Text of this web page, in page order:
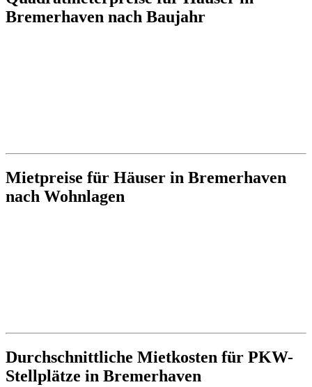
Bremerhaven nach Baujahr
Mietpreise für Häuser in Bremerhaven
nach Wohnlagen
Durchschnittliche Mietkosten für PKW-
Stellplätze in Bremerhaven